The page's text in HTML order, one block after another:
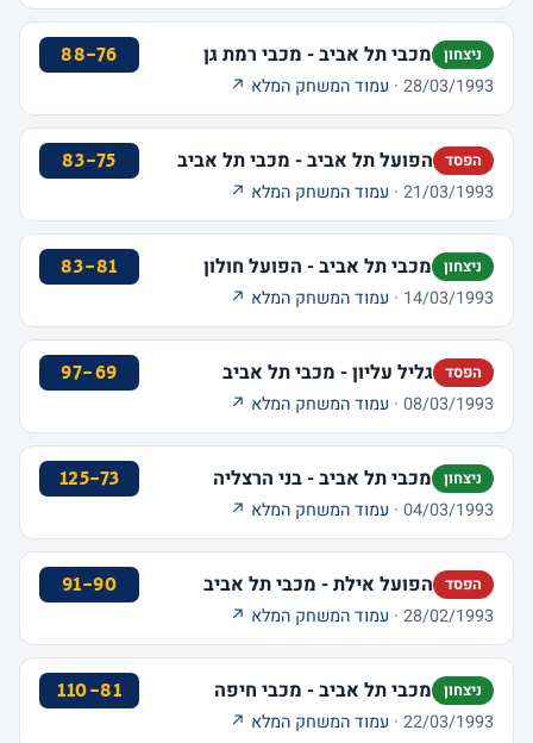
ניצחון מכבי תל אביב - מכבי רמת גן 88-76
28/03/1993 · עמוד המשחק המלא ↗
הפסד הפועל תל אביב - מכבי תל אביב 83-75
21/03/1993 · עמוד המשחק המלא ↗
ניצחון מכבי תל אביב - הפועל חולון 83-81
14/03/1993 · עמוד המשחק המלא ↗
הפסד גליל עליון - מכבי תל אביב 97-69
08/03/1993 · עמוד המשחק המלא ↗
ניצחון מכבי תל אביב - בני הרצליה 125-73
04/03/1993 · עמוד המשחק המלא ↗
הפסד הפועל אילת - מכבי תל אביב 91-90
28/02/1993 · עמוד המשחק המלא ↗
ניצחון מכבי תל אביב - מכבי חיפה 110-81
22/03/1993 · עמוד המשחק המלא ↗